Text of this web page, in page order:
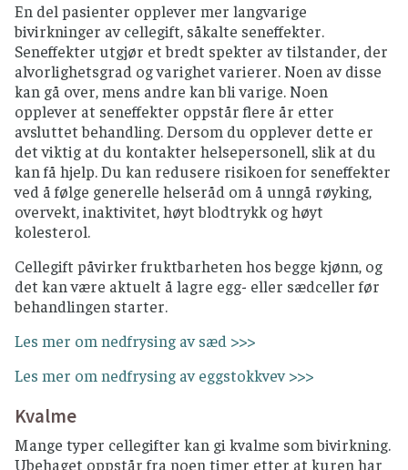
En del pasienter opplever mer langvarige
bivirkninger av cellegift, såkalte seneffekter.
Seneffekter utgjør et bredt spekter av tilstander, der
alvorlighetsgrad og varighet varierer. Noen av disse
kan gå over, mens andre kan bli varige. Noen
opplever at seneffekter oppstår flere år etter
avsluttet behandling. Dersom du opplever dette er
det viktig at du kontakter helsepersonell, slik at du
kan få hjelp. Du kan redusere risikoen for seneffekter
ved å følge generelle helseråd om å unngå røyking,
overvekt, inaktivitet, høyt blodtrykk og høyt
kolesterol.
Cellegift påvirker fruktbarheten hos begge kjønn, og
det kan være aktuelt å lagre egg- eller sædceller før
behandlingen starter.
Les mer om nedfrysing av sæd >>>
Les mer om nedfrysing av eggstokkvev >>>
Kvalme
Mange typer cellegifter kan gi kvalme som bivirkning.
Ubehaget oppstår fra noen timer etter at kuren har